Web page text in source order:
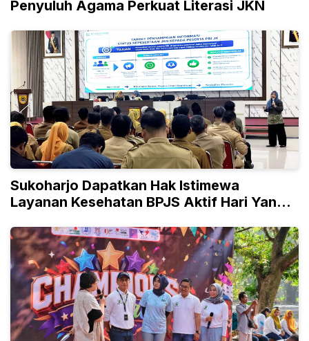
Penyuluh Agama Perkuat Literasi JKN
Sukoharjo Dapatkan Hak Istimewa
Layanan Kesehatan BPJS Aktif Hari Yang